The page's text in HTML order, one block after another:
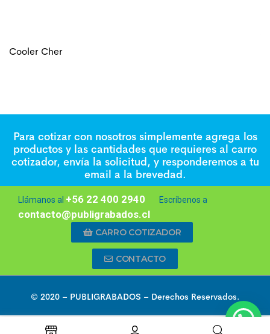
Cooler Cher
Para cotizar con nosotros simplemente agrega los
productos y las cantidades que requieres al carro
cotizador, envía la solicitud, y responderemos a tu
email a la brevedad.
Llámanos al +56 22 400 2940 Escríbenos a
contacto@publigrabados.cl
CARRO COTIZADOR
CONTACTO
© 2020 – PUBLIGRABADOS – Derechos Reservados.